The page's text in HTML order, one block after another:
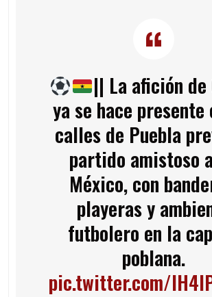
|| La afición de
ya se hace presente
calles de Puebla
partido amistoso
México, con
playeras y
futbolero en la
poblana.
pic.twitter.com/